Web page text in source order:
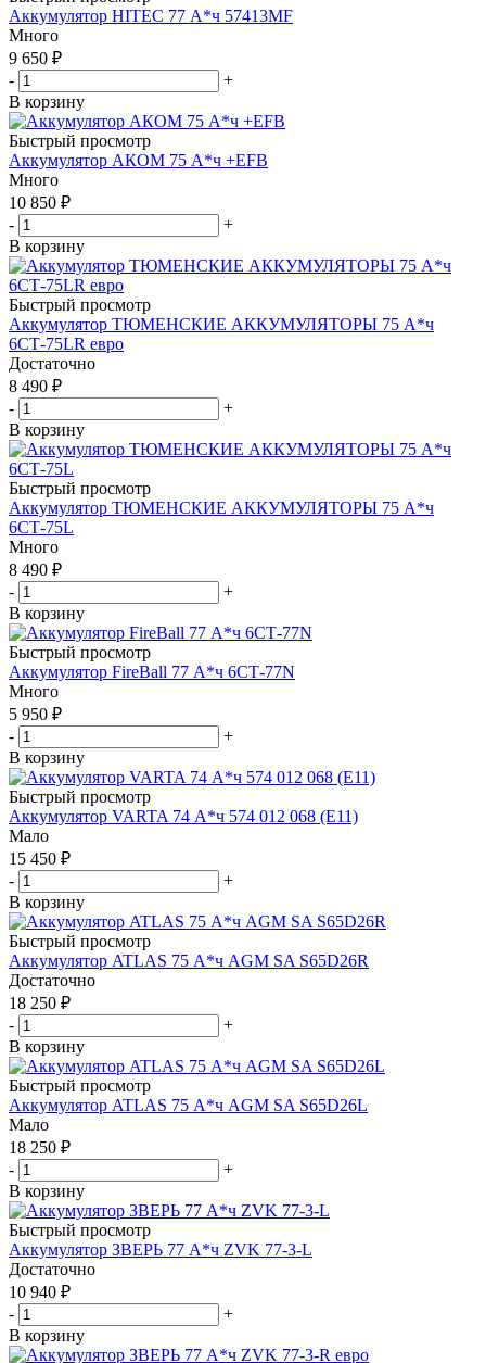
Аккумулятор HITEC 77 А*ч 57413MF
Много
9 650 ₽
-
+
В корзину
Быстрый просмотр
Аккумулятор АКОМ 75 А*ч +EFB
Много
10 850 ₽
-
+
В корзину
Быстрый просмотр
Аккумулятор ТЮМЕНСКИЕ АККУМУЛЯТОРЫ 75 А*ч
6СТ-75LR евро
Достаточно
8 490 ₽
-
+
В корзину
Быстрый просмотр
Аккумулятор ТЮМЕНСКИЕ АККУМУЛЯТОРЫ 75 А*ч
6СТ-75L
Много
8 490 ₽
-
+
В корзину
Быстрый просмотр
Аккумулятор FireBall 77 А*ч 6СТ-77N
Много
5 950 ₽
-
+
В корзину
Быстрый просмотр
Аккумулятор VARTA 74 А*ч 574 012 068 (E11)
Мало
15 450 ₽
-
+
В корзину
Быстрый просмотр
Аккумулятор ATLAS 75 А*ч AGM SA S65D26R
Достаточно
18 250 ₽
-
+
В корзину
Быстрый просмотр
Аккумулятор ATLAS 75 А*ч AGM SA S65D26L
Мало
18 250 ₽
-
+
В корзину
Быстрый просмотр
Аккумулятор ЗВЕРЬ 77 А*ч ZVK 77-3-L
Достаточно
10 940 ₽
-
+
В корзину